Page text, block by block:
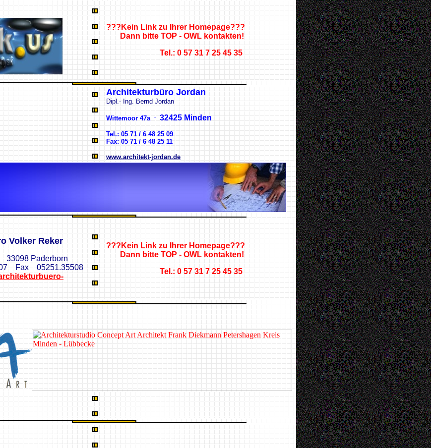
???Kein Link zu Ihrer Homepage???
Dann bitte TOP - OWL kontakten!
Tel.: 0 57 31 7 25 45 35
Architekturbüro Jordan
Dipl.- Ing. Bernd Jordan
Wittemoor 47a . 32425 Minden
Tel.: 05 71 / 6 48 25 09
Fax: 05 71 / 6 48 25 11
www.architekt-jordan.de
Volker Reker
Paderborn
Fax 05251.35508
???Kein Link zu Ihrer Homepage???
Dann bitte TOP - OWL kontakten!
Tel.: 0 57 31 7 25 45 35